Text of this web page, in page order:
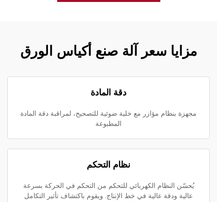
مزايا سعر آلة صنع أكياس الورق
دقة المادة
مجهزة بنظام مؤازر مع خلية ضوئية للتصحيح، لمراقبة دقة المادة
المطبوعة
نظام التحكم
يُحسّن النظام الكهربائي للتحكم من التحكم في الحركة بسرعة
عالية ودقة عالية في خط الإنتاج. ويقوم باكتشاف تأثير التكامل